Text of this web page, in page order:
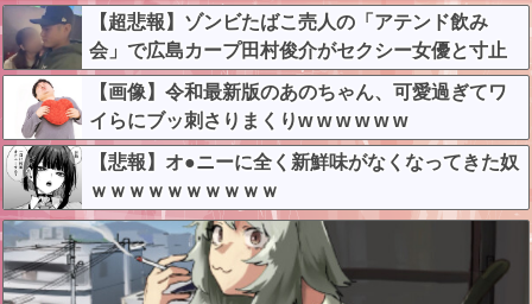
w
【超悲報】ゾンビたばこ売人の「アテンド飲み
会」で広島カープ田村俊介がセクシー女優と寸止
めキスｗｗｗ
【画像】令和最新版のあのちゃん、可愛過ぎてワ
イらにブッ刺さりまくりw w w w w w
【悲報】オ●ニーに全く新鮮味がなくなってきた奴
ｗｗｗｗｗｗｗｗｗｗ